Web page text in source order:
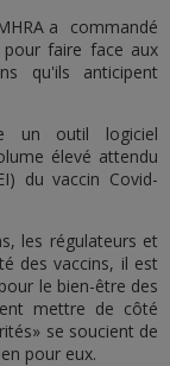
a commandé
faire face aux
qu'ils anticipent
un outil logiciel
élevé attendu
du vaccin Covid-
les régulateurs et
des vaccins, il est
le bien-être des
mettre de côté
se soucient de
pour eux.